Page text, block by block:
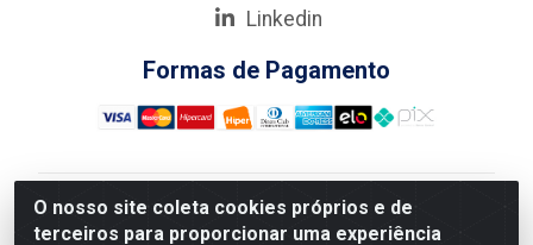
O nosso site coleta cookies próprios e de
terceiros para proporcionar uma experiência
Linkedin
Formas de Pagamento
Nova Boni Distribuidora de Material de Construção LTDA
- Rua Alice Tibiriçá, 330 - Vila Da Penha, Rio de